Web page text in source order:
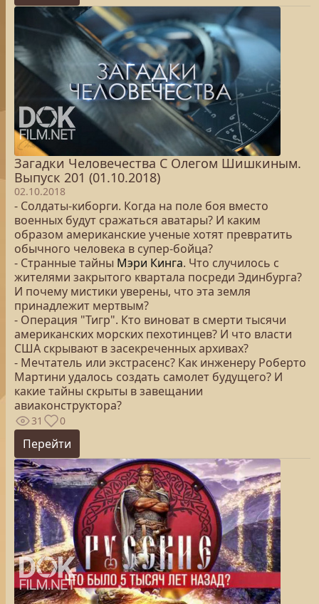
Загадки Человечества С Олегом Шишкиным.
Выпуск 201 (01.10.2018)
02.10.2018
- Солдаты-киборги. Когда на поле боя вместо
военных будут сражаться аватары? И каким
образом американские ученые хотят превратить
обычного человека в супер-бойца?
- Странные тайны Мэри Кинга. Что случилось с
жителями закрытого квартала посреди Эдинбурга?
И почему мистики уверены, что эта земля
принадлежит мертвым?
- Операция "Тигр". Кто виноват в смерти тысячи
американских морских пехотинцев? И что власти
США скрывают в засекреченных архивах?
- Мечтатель или экстрасенс? Как инженеру Роберто
Мартини удалось создать самолет будущего? И
какие тайны скрыты в завещании
авиаконструктора?
31 0
Перейти